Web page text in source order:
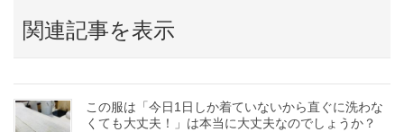
関連記事を表示
この服は「今日1日しか着ていないから直ぐに洗わな
くても大丈夫！」は本当に大丈夫なのでしょうか？